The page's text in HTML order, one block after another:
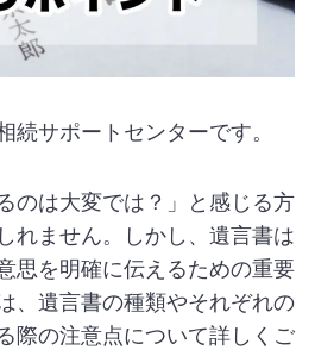
サポートセンターです。
のは大変では？」と感じる方
れません。しかし、遺言書は
思を明確に伝えるための重要
、遺言書の種類やそれぞれの
際の注意点について詳しくご